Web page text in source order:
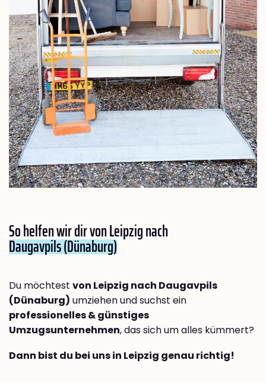
So helfen wir dir von Leipzig nach
Daugavpils (Dünaburg)
Du möchtest von Leipzig nach Daugavpils
(Dünaburg) umziehen und suchst ein
professionelles & günstiges
Umzugsunternehmen, das sich um alles kümmert?
Dann bist du bei uns in Leipzig genau richtig!